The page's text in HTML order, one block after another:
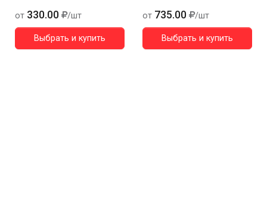
от 330.00 /шт
Выбрать и купить
от 735.00 /шт
Выбрать и купить